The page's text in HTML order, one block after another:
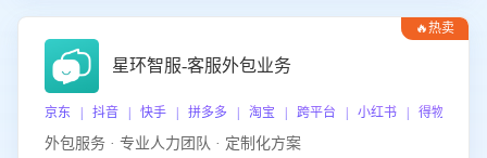
🔥热卖
星环智服-客服外包业务
京东 | 抖音 | 快手 | 拼多多 | 淘宝 | 跨平台 | 小红书 | 得物 | 企
外包服务 · 专业人力团队 · 定制化方案